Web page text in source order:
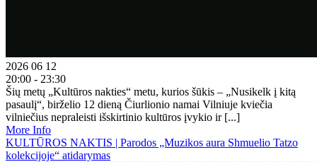
2026 06 12
20:00 - 23:30
Šių metų „Kultūros nakties“ metu, kurios šūkis – „Nusikelk į kitą
pasaulį“, birželio 12 dieną Čiurlionio namai Vilniuje kviečia
vilniečius nepraleisti išskirtinio kultūros įvykio ir [...]
More Info
KULTŪROS NAKTIS | Parodos „Muzikos aura Shmuelio Tatzo
kolekcijoje“ atidarymas